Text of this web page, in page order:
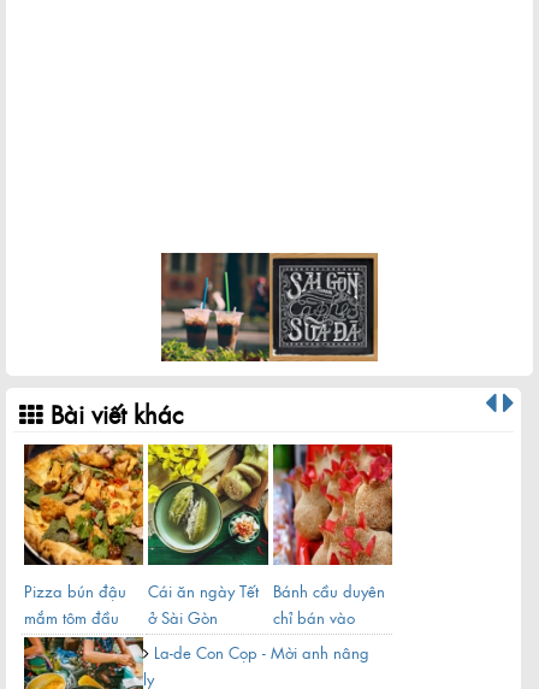
Bài viết khác
Pizza bún đậu
mắm tôm đầu
tiên ở Việt Nam
Cái ăn ngày Tết
ở Sài Gòn
Bánh cầu duyên
chỉ bán vào
ngày Tết của
người Hoa ...
La-de Con Cọp - Mời anh nâng
ly